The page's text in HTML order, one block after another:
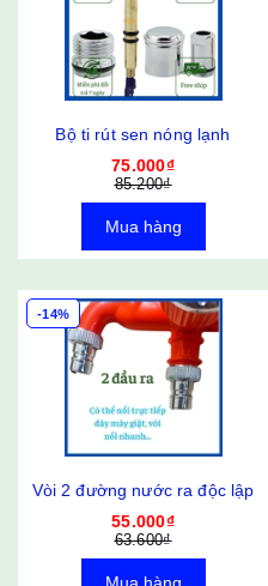
Bộ ti rút sen nóng lạnh
75.000₫
85.200₫
Mua hàng
-14%
Vòi 2 đường nước ra độc lập
55.000₫
63.600₫